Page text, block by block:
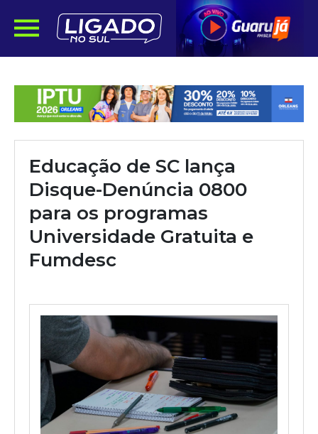
Educação de SC lança
Disque-Denúncia 0800
para os programas
Universidade Gratuita e
Fumdesc